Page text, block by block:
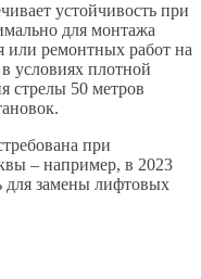
устойчивость при
для монтажа
или ремонтных работ на
условиях плотной
стрелы 50 метров
при
– например, в 2023
для замены лифтовых